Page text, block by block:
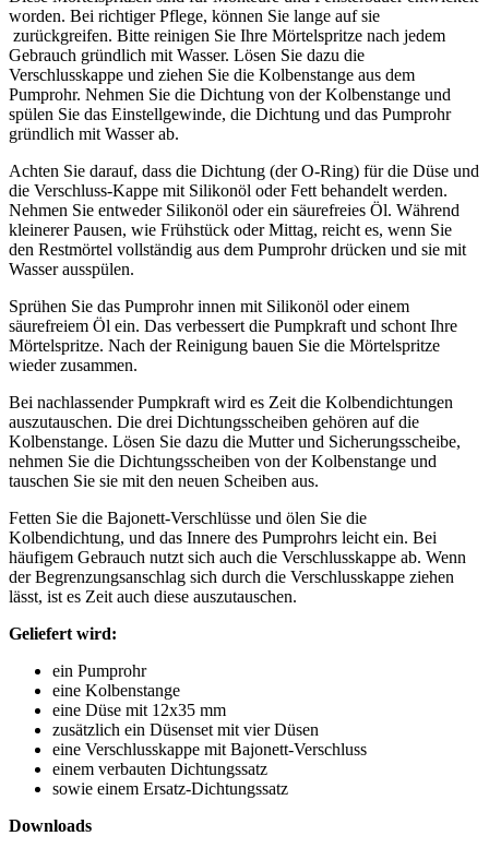
worden. Bei richtiger Pflege, können Sie lange auf sie
zurückgreifen. Bitte reinigen Sie Ihre Mörtelspritze nach jedem
Gebrauch gründlich mit Wasser. Lösen Sie dazu die
Verschlusskappe und ziehen Sie die Kolbenstange aus dem
Pumprohr. Nehmen Sie die Dichtung von der Kolbenstange und
spülen Sie das Einstellgewinde, die Dichtung und das Pumprohr
gründlich mit Wasser ab.
Achten Sie darauf, dass die Dichtung (der O-Ring) für die Düse und
die Verschluss-Kappe mit Silikonöl oder Fett behandelt werden.
Nehmen Sie entweder Silikonöl oder ein säurefreies Öl. Während
kleinerer Pausen, wie Frühstück oder Mittag, reicht es, wenn Sie
den Restmörtel vollständig aus dem Pumprohr drücken und sie mit
Wasser ausspülen.
Sprühen Sie das Pumprohr innen mit Silikonöl oder einem
säurefreiem Öl ein. Das verbessert die Pumpkraft und schont Ihre
Mörtelspritze. Nach der Reinigung bauen Sie die Mörtelspritze
wieder zusammen.
Bei nachlassender Pumpkraft wird es Zeit die Kolbendichtungen
auszutauschen. Die drei Dichtungsscheiben gehören auf die
Kolbenstange. Lösen Sie dazu die Mutter und Sicherungsscheibe,
nehmen Sie die Dichtungsscheiben von der Kolbenstange und
tauschen Sie sie mit den neuen Scheiben aus.
Fetten Sie die Bajonett-Verschlüsse und ölen Sie die
Kolbendichtung, und das Innere des Pumprohrs leicht ein. Bei
häufigem Gebrauch nutzt sich auch die Verschlusskappe ab. Wenn
der Begrenzungsanschlag sich durch die Verschlusskappe ziehen
lässt, ist es Zeit auch diese auszutauschen.
Geliefert wird:
ein Pumprohr
eine Kolbenstange
eine Düse mit 12x35 mm
zusätzlich ein Düsenset mit vier Düsen
eine Verschlusskappe mit Bajonett-Verschluss
einem verbauten Dichtungssatz
sowie einem Ersatz-Dichtungssatz
Downloads